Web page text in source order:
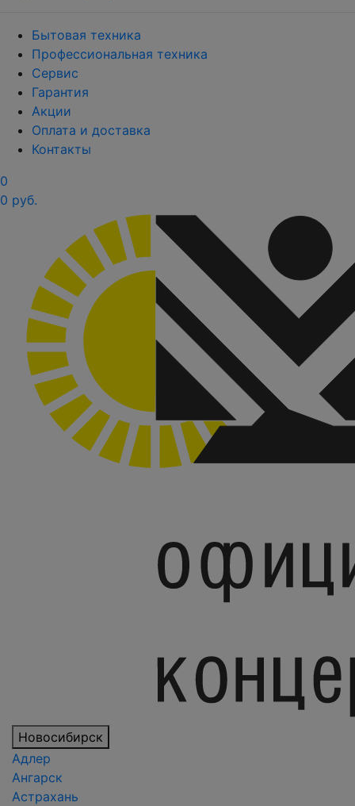
Бытовая техника
Профессиональная техника
Сервис
Гарантия
Акции
Оплата и доставка
Контакты
0
0 руб.
Новосибирск
Адлер
Ангарск
Астрахань